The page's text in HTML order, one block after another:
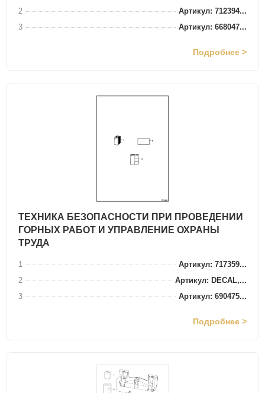
2
Артикул: 712394...
3
Артикул: 668047...
Подробнее >
ТЕХНИКА БЕЗОПАСНОСТИ ПРИ ПРОВЕДЕНИИ
ГОРНЫХ РАБОТ И УПРАВЛЕНИЕ ОХРАНЫ
ТРУДА
1
Артикул: 717359...
2
Артикул: DECAL,...
3
Артикул: 690475...
Подробнее >